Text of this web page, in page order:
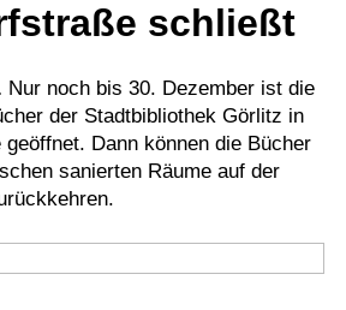
schließt
Nur noch bis 30. Dezember ist die
der Stadtbibliothek Görlitz in
Dann können die Bücher
sanierten Räume auf der